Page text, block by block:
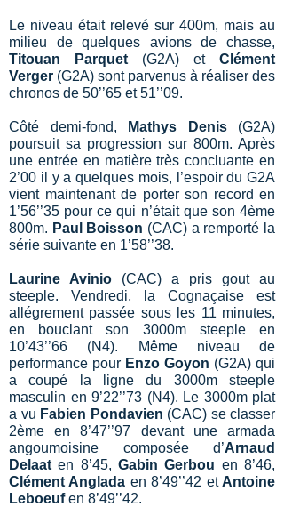
Le niveau était relevé sur 400m, mais au
milieu de quelques avions de chasse,
Titouan Parquet (G2A) etClément
Verger (G2A) sont parvenus à réaliser des
chronos de 50’’65 et 51’’09.
Côté demi-fond, Mathys Denis(G2A)
poursuit sa progression sur 800m. Après
une entrée en matière très concluante en
2’00 il y a quelques mois, l’espoir du G2A
vient maintenant de porter son record en
1’56’’35 pour ce qui n’était que son 4ème
800m. Paul Boisson (CAC) a remporté la
série suivante en 1’58’’38.
Laurine Avinio (CAC) a pris gout au
steeple. Vendredi, la Cognaçaise est
allégrement passée sous les 11 minutes,
en bouclant son 3000m steeple en
10’43’’66 (N4). Même niveau de
performance pour Enzo Goyon (G2A) qui
a coupé la ligne du 3000m steeple
masculin en 9’22’’73 (N4). Le 3000m plat
a vu Fabien Pondavien (CAC) se classer
2ème en 8’47’’97 devant une armada
angoumoisine composée d’Arnaud
Delaaten 8’45, Gabin Gerbou en 8’46,
Clément Anglada en 8’49’’42 etAntoine
Leboeufen 8’49’’42.